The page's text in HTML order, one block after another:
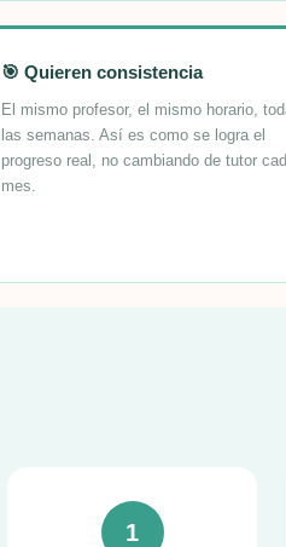
🎯 Quieren consistencia
El mismo profesor, el mismo horario,
las semanas. Así es como se logra el
progreso real, no cambiando de tutor
mes.
1